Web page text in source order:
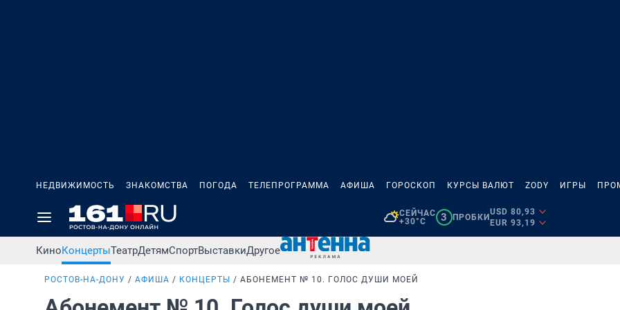
НЕДВИЖИМОСТЬ ЗНАКОМСТВА ПОГОДА ТЕЛЕПРОГРАММА АФИША ГОРОСКОП КУРСЫ ВАЛЮТ ZODY ИГРЫ
СЕЙЧАС
+30°C
3 ПРОБКИ
USD 80,93
EUR 93,19
КиноКонцертыТеатрДетямСпортВыставкиДругое
РОСТОВ-НА-ДОНУ АФИША КОНЦЕРТЫ АБОНЕМЕНТ № 10. ГОЛОС ДУШИ МОЕЙ